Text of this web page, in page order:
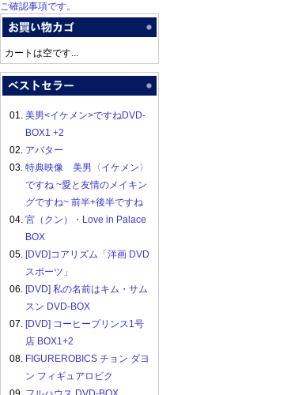
ご確認事項です。
カートは空です...
01. 美男<イケメン>ですねDVD-
BOX1 +2
02. アバター
03. 特典映像 美男〈イケメン〉
ですね ~愛と友情のメイキン
グですね~ 前半+後半ですね
04. 宮（クン）・Love in Palace
BOX
05. [DVD]コアリズム「洋画 DVD
スポーツ」
06. [DVD] 私の名前はキム・サム
スン DVD-BOX
07. [DVD] コーヒープリンス1号
店 BOX1+2
08. FIGUREROBICS チョン ダヨ
ン フィギュアロビク